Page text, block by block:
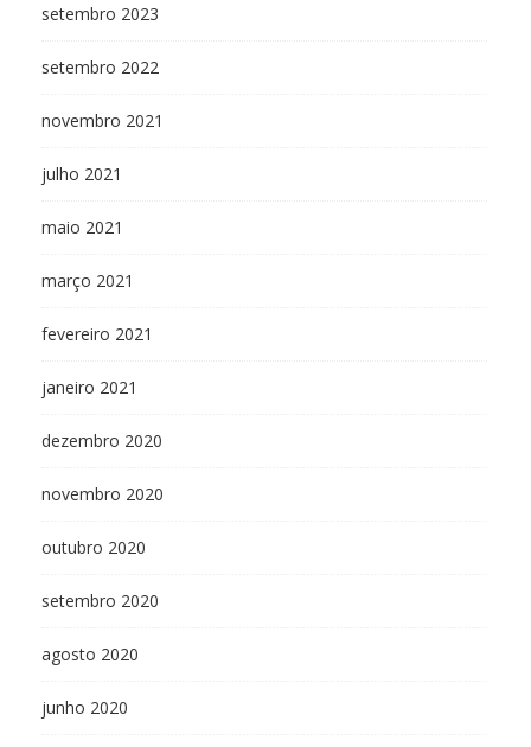
setembro 2023
setembro 2022
novembro 2021
julho 2021
maio 2021
março 2021
fevereiro 2021
janeiro 2021
dezembro 2020
novembro 2020
outubro 2020
setembro 2020
agosto 2020
junho 2020